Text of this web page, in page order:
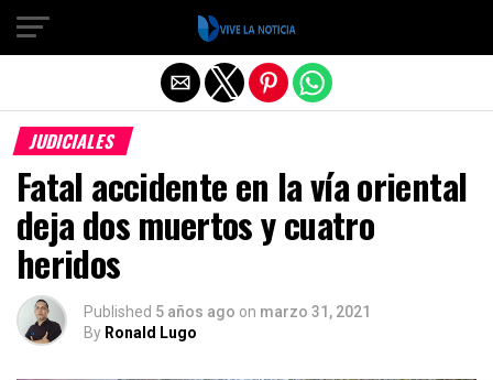
JUDICIALES
Fatal accidente en la vía oriental
deja dos muertos y cuatro
heridos
Published 5 años ago on marzo 31, 2021
By Ronald Lugo
Salir de la versión móvil